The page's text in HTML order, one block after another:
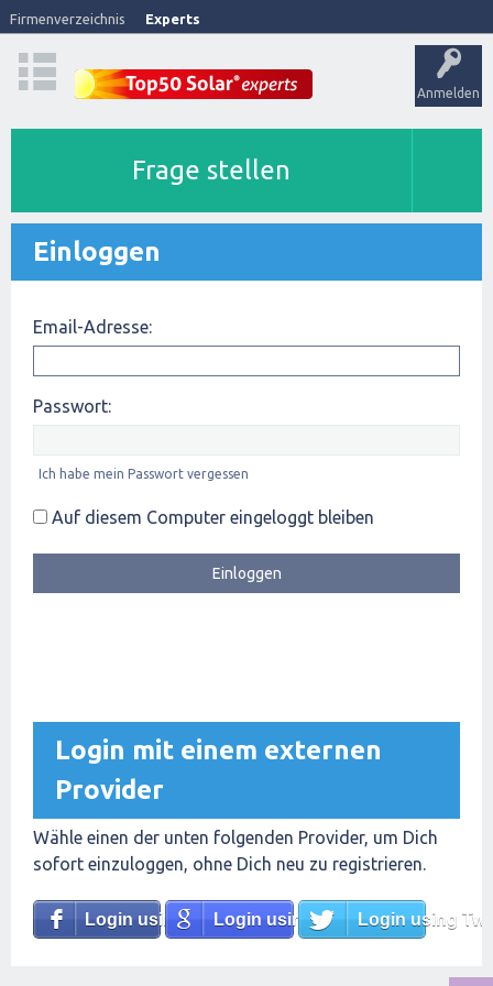
Firmenverzeichnis Experts
Anmelden
Frage stellen
Einloggen
Email-Adresse:
Passwort:
Ich habe mein Passwort vergessen
Auf diesem Computer eingeloggt bleiben
Login mit einem externen
Provider
Wähle einen der unten folgenden Provider, um Dich
sofort einzuloggen, ohne Dich neu zu registrieren.
Login using FacebookLogin using GoogleLogin using